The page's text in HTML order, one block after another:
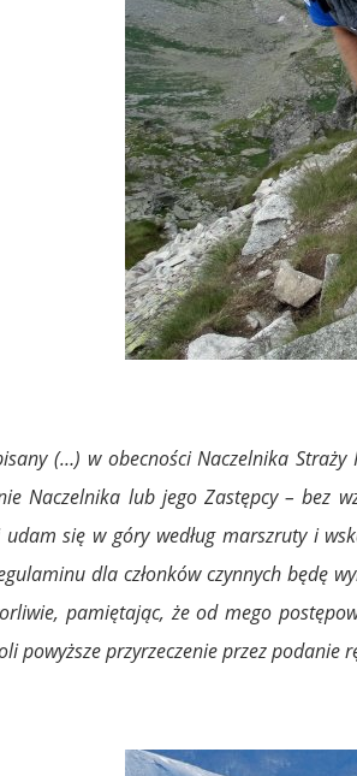
(…) w obecności Naczelnika
Naczelnika lub jego Zastępcy – bez
się w góry według marszruty i
dla członków czynnych będę
pamiętając, że od mego
powyższe przyrzeczenie przez podanie